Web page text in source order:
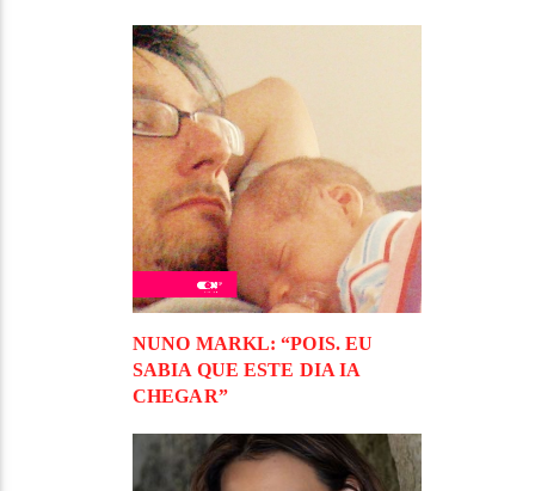
NUNO MARKL: “POIS. EU
SABIA QUE ESTE DIA IA
CHEGAR”